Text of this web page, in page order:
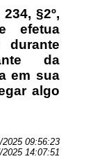
§2º,
efetua
da
em sua
algo
2025 09:56:23
2025 14:07:51